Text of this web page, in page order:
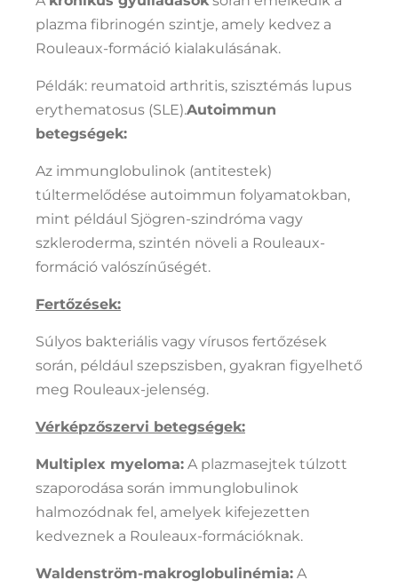
plazma fibrinogén szintje, amely kedvez a
Rouleaux-formáció kialakulásának.
Példák: reumatoid arthritis, szisztémás lupus
erythematosus (SLE).Autoimmun
betegségek:
Az immunglobulinok (antitestek)
túltermelődése autoimmun folyamatokban,
mint például Sjögren-szindróma vagy
szkleroderma, szintén növeli a Rouleaux-
formáció valószínűségét.
Fertőzések:
Súlyos bakteriális vagy vírusos fertőzések
során, például szepszisben, gyakran figyelhető
meg Rouleaux-jelenség.
Vérképzőszervi betegségek:
Multiplex myeloma: A plazmasejtek túlzott
szaporodása során immunglobulinok
halmozódnak fel, amelyek kifejezetten
kedveznek a Rouleaux-formációknak.
Waldenström-makroglobulinémia: A